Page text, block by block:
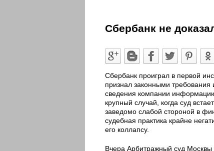
Сбербанк не
Сбербанк проиграл в первой
признал законными
сведения компании
крупный случай, когда суд
заведомо слабой стороной в
судебная практика крайне
его коллапсу.
Вчера Арбитражный суд Москвы